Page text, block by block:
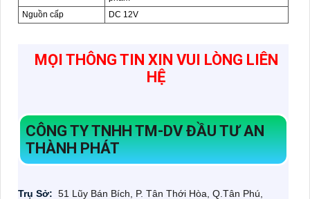
Nguồn cấp
DC 12V
MỌI THÔNG TIN XIN VUI LÒNG LIÊN
HỆ
CÔNG TY TNHH TM-DV ĐẦU TƯ AN
THÀNH PHÁT
Trụ Sở: 51 Lũy Bán Bích, P. Tân Thới Hòa, Q.Tân Phú,